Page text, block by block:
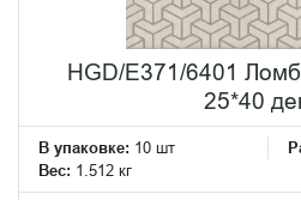
HGD/E371/6401
25*40
В упаковке: 10 шт
Вес: 1.512 кг